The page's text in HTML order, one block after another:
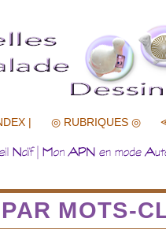
| ◎ RUBRIQUES ◎
MOTS-